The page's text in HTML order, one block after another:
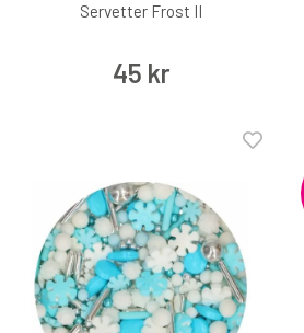
Servetter Frost II
45 kr